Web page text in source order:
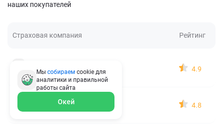
наших покупателей
Страховая компания Рейтинг
1 место 1719 отзывов
4.9
АльфаСтрахование
2 место 1303 отзыва
4.8
Мы собираем cookie для
аналитики и правильной
работы сайта
Окей